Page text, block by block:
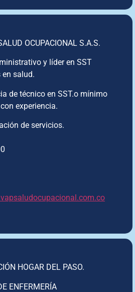
OCUPACIONAL S.A.S.
y líder en SST
salud.
de técnico en SST.o mínimo
experiencia.
de servicios.
HOGAR DEL PASO.
ENFERMERÍA